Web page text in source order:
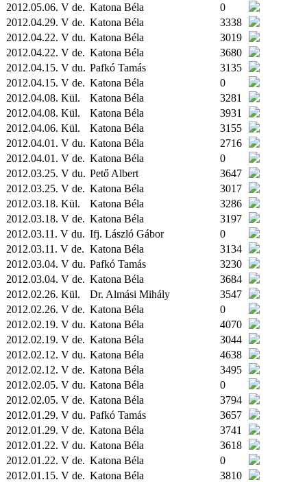
2012.05.06. V de. Katona Béla
0
2012.04.29. V de. Katona Béla
3338
2012.04.22. V du. Katona Béla
3019
2012.04.22. V de. Katona Béla
3680
2012.04.15. V du. Pafkó Tamás
3135
2012.04.15. V de. Katona Béla
0
2012.04.08. Kül. Katona Béla
3281
2012.04.08. Kül. Katona Béla
3931
2012.04.06. Kül. Katona Béla
3155
2012.04.01. V du. Katona Béla
2716
2012.04.01. V de. Katona Béla
0
2012.03.25. V du. Pető Albert
3647
2012.03.25. V de. Katona Béla
3017
2012.03.18. Kül. Katona Béla
3286
2012.03.18. V de. Katona Béla
3197
2012.03.11. V du. Ifj. László Gábor
0
2012.03.11. V de. Katona Béla
3134
2012.03.04. V du. Pafkó Tamás
3230
2012.03.04. V de. Katona Béla
3684
2012.02.26. Kül. Dr. Almási Mihály
3547
2012.02.26. V de. Katona Béla
0
2012.02.19. V du. Katona Béla
4070
2012.02.19. V de. Katona Béla
3044
2012.02.12. V du. Katona Béla
4638
2012.02.12. V de. Katona Béla
3495
2012.02.05. V du. Katona Béla
0
2012.02.05. V de. Katona Béla
3794
2012.01.29. V du. Pafkó Tamás
3657
2012.01.29. V de. Katona Béla
3741
2012.01.22. V du. Katona Béla
3618
2012.01.22. V de. Katona Béla
0
2012.01.15. V de. Katona Béla 3810